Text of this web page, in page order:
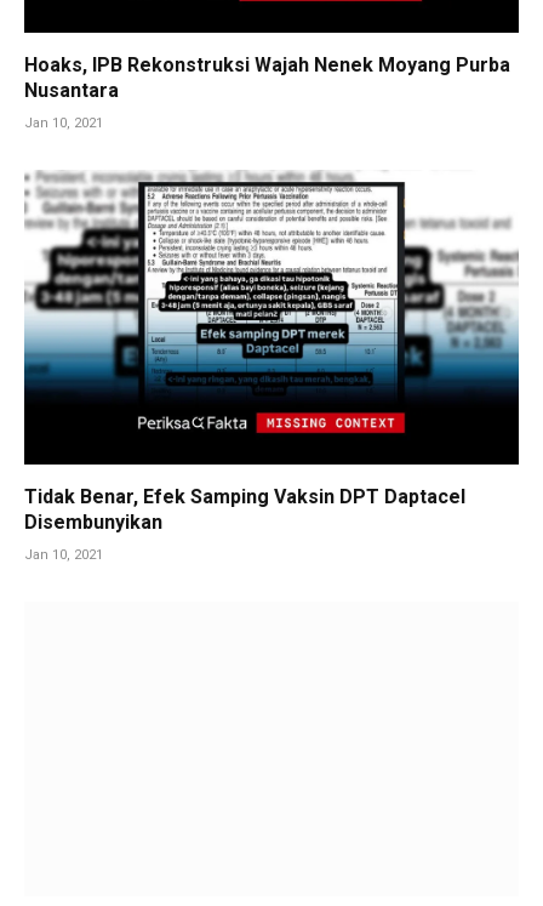
Hoaks, IPB Rekonstruksi Wajah Nenek Moyang Purba
Nusantara
Jan 10, 2021
Tidak Benar, Efek Samping Vaksin DPT Daptacel
Disembunyikan
Jan 10, 2021